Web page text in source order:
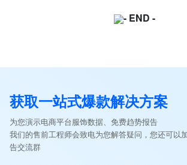
- END -
获取一站式爆款解决方案
为您演示电商平台服饰数据、免费趋势报告
我们的售前工程师会致电为您解答疑问，您还可以
告交流群